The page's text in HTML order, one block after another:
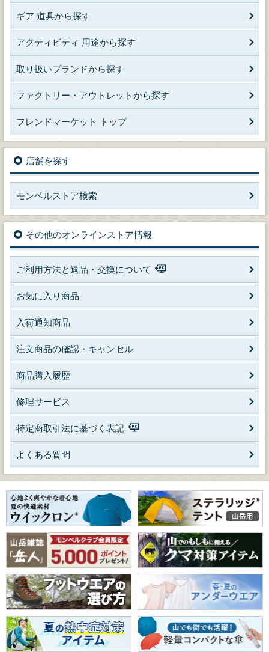
ギア 道具から探す
アクティビティ 用途から探す
取り扱いブランドから探す
ファクトリー・アウトレットから探す
フレンドマーケット トップ
店舗を探す
モンベルストア検索
その他のオンラインストア情報
ご利用方法と返品・交換について
お気に入り商品
入荷通知商品
注文商品の確認・キャンセル
商品購入履歴
修理サービス
特定商取引法に基づく表記
よくある質問